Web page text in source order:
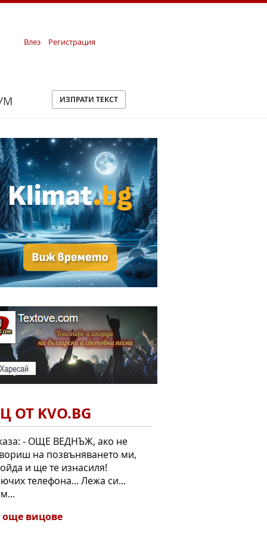
Влез Регистрация
ИЗПРАТИ ТЕКСТ
ОТ KVO.BG
- ОЩЕ ВЕДНЪЖ, ако не
на позвъняването ми,
и ще те изнасиля!
телефона... Лежа си...
вицове